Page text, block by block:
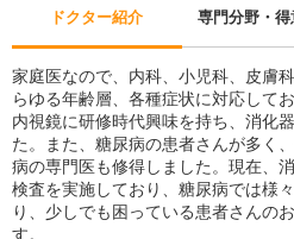
ドクター紹介 専門分野・得
家庭医なので、内科、小児科、皮膚
らゆる年齢層、各種症状に対応してお
内視鏡に研修時代興味を持ち、消化
た。また、糖尿病の患者さんが多く
病の専門医も修得しました。現在、
検査を実施しており、糖尿病では様
り、少しでも困っている患者さんの
す。